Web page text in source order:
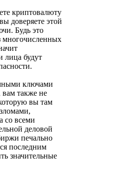
криптовалюту
доверяете этой
Будь это
многочисленных
лица будут
ключами
также не
вы там
со всеми
деловой
печально
последним
значительные